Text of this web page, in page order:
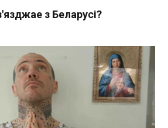
з Беларусі?